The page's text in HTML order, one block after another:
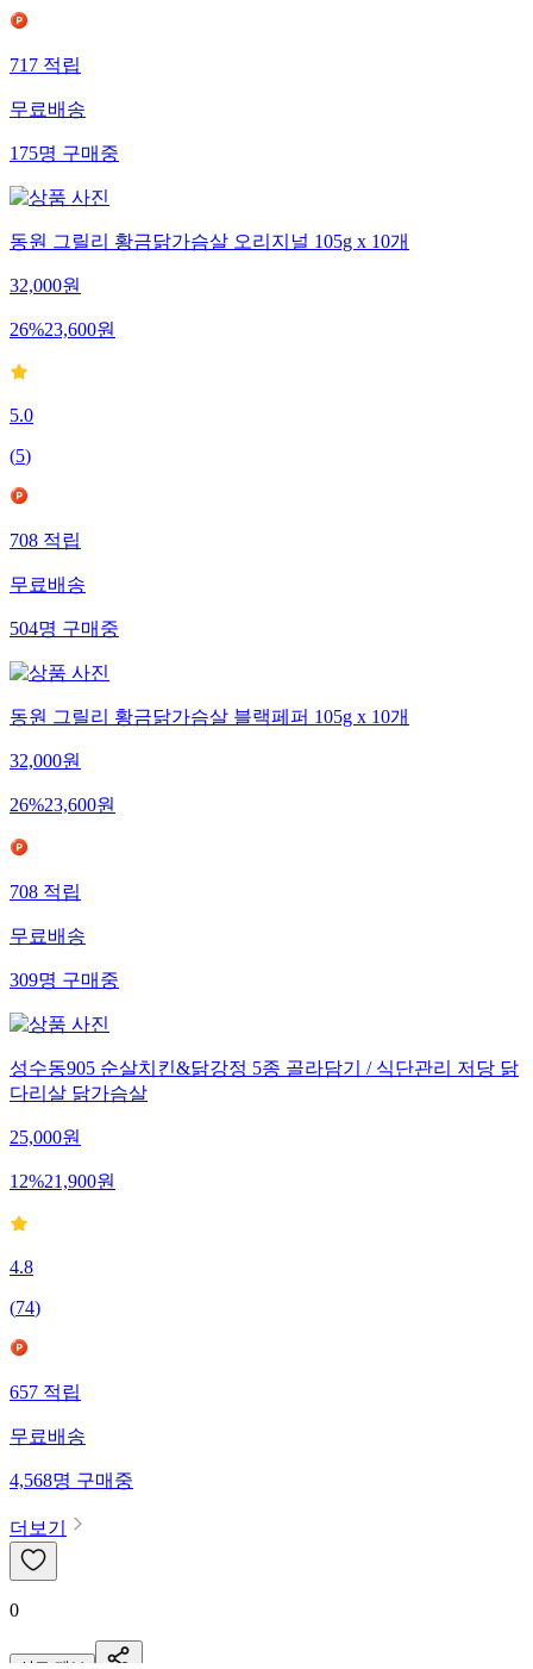
717적립
무료배송
175명구매중
동원 그릴리 황금닭가슴살 오리지널 105g x 10개
32,000원
26%23,600원
5.0
(5)
708적립
무료배송
504명구매중
동원 그릴리 황금닭가슴살 블랙페퍼 105g x 10개
32,000원
26%23,600원
708적립
무료배송
309명구매중
성수동905 순살치킨&닭강정 5종 골라담기 / 식단관리 저당 닭
다리살 닭가슴살
25,000원
12%21,900원
4.8
(74)
657적립
무료배송
4,568명구매중
더보기
0